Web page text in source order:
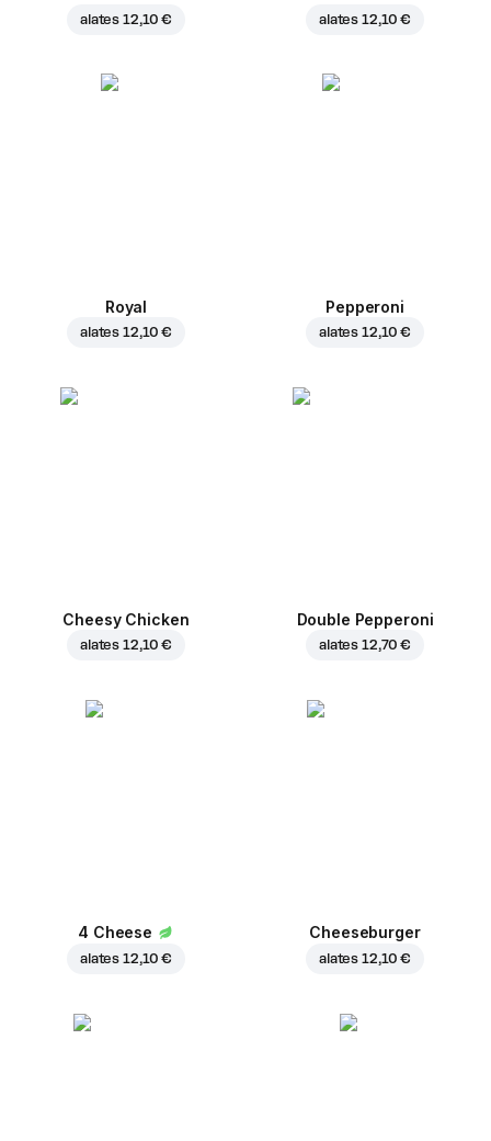
alates 12,10 € alates 12,10 €
Royal
alates 12,10 €
Pepperoni
alates 12,10 €
Cheesy Chicken
alates 12,10 €
Double Pepperoni
alates 12,70 €
4 Cheese
alates 12,10 €
Cheeseburger
alates 12,10 €